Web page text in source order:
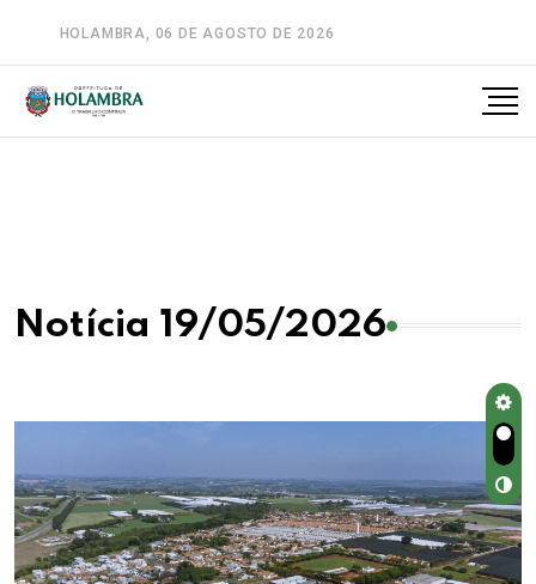
HOLAMBRA, 06 DE AGOSTO DE 2026
Notícia 19/05/2026